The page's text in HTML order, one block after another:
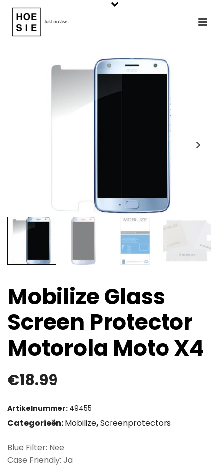
Mobilize Glass
Screen Protector
Motorola Moto X4
€18.99
Artikelnummer: 49455
Categorieën:Mobilize,Screenprotectors
Blue Filter: Nee
Case Friendly: Ja